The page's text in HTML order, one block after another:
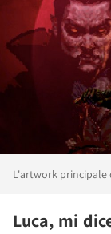
L'artwork principale
Luca, mi